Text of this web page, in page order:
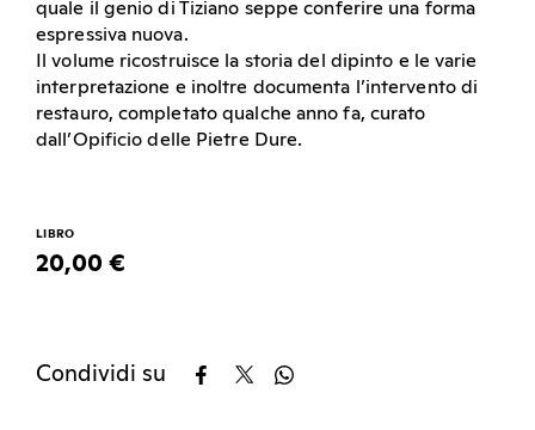
quale il genio di Tiziano seppe conferire una forma
espressiva nuova.
Il volume ricostruisce la storia del dipinto e le varie
interpretazione e inoltre documenta l’intervento di
restauro, completato qualche anno fa, curato
dall’Opificio delle Pietre Dure.
LIBRO
20,00 €
Condividi su